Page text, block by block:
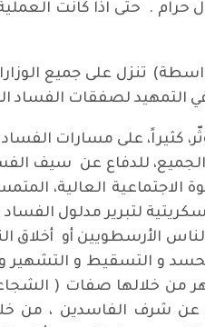
. حتى اذا كانت
على جميع الوزارات
التمهيد لصفقات الفساد
كثيراً، على مسارات
للدفاع عن سيف
الاجتماعية العالية،
لتبرير مدلول
أو أخلاق
و التسقيط و التشهير
من خلالها صفات (
عن شرف الفاسدين ، من